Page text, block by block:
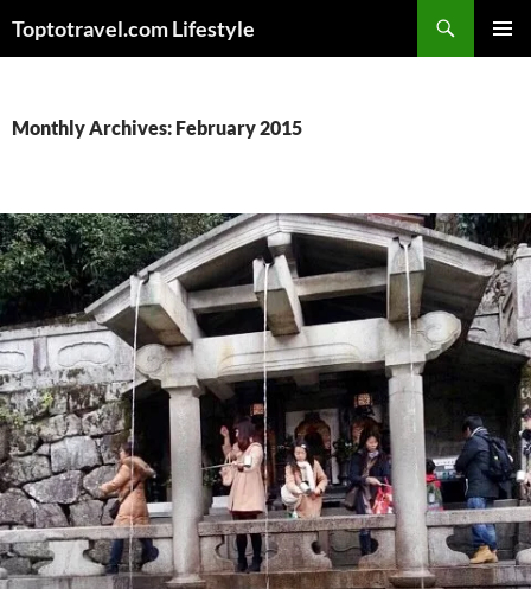
Toptotravel.com Lifestyle
Monthly Archives: February 2015